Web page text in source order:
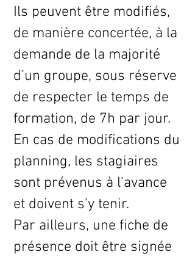
Ils peuvent être modifiés,
de manière concertée, à la
demande de la majorité
d’un groupe, sous réserve
de respecter le temps de
formation, de 7h par jour.
En cas de modifications du
planning, les stagiaires
sont prévenus à l'avance
et doivent s'y tenir.
Par ailleurs, une fiche de
présence doit être signée